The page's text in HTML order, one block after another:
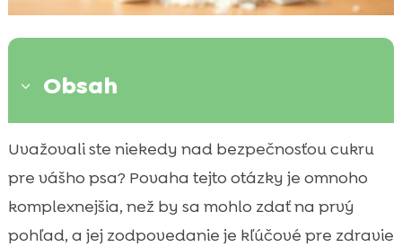
3 Obsah
 Je cukor pre psa bezpečný?
 Aké sú príznaky otravy cukrom u psa?
 Má cukor nejaké výhody pre psa?
 Prírodný cukor pre psa
Uvažovali ste niekedy nad bezpečnosťou cukru
pre vášho psa? Povaha tejto otázky je omnoho
komplexnejšia, než by sa mohlo zdať na prvý
pohľad, a jej zodpovedanie je kľúčové pre zdravie